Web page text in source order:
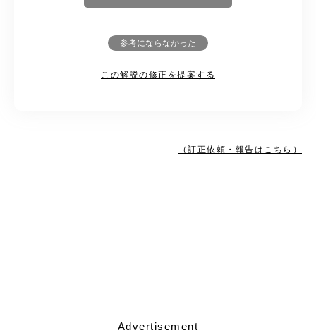
参考にならなかった
この解説の修正を提案する
（訂正依頼・報告はこちら）
Advertisement